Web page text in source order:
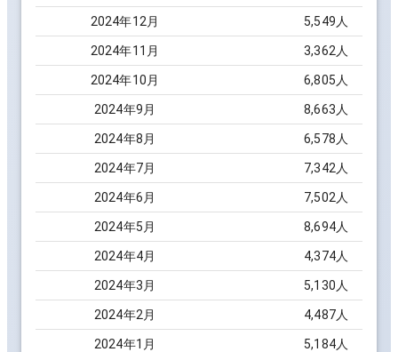
2024年12 月 5,549 人
2024年11 月 3,362 人
2024年10 月 6,805 人
2024年9 月 8,663 人
2024年8 月 6,578 人
2024年7月 7,342 人
2024年6 月 7,502 人
2024年5 月 8,694人
2024年4月 4,374人
2024年3 月 5,130 人
2024年2 月 4,487人
2024年1 月 5,184人